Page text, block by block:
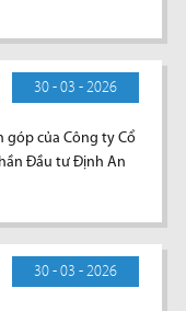
30 - 03 - 2026
góp của Công ty Cổ
Đầu tư Định An
30 - 03 - 2026